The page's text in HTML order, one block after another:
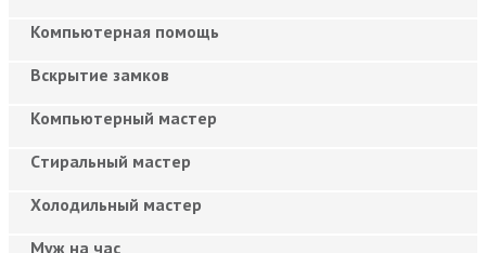
Компьютерная помощь
Вскрытие замков
Компьютерный мастер
Cтиральный мастер
Холодильный мастер
Муж на час